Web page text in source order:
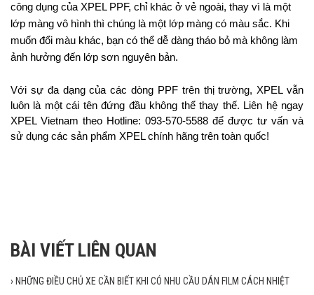
công dụng của XPEL PPF, chỉ khác ở vẻ ngoài, thay vì là một
lớp màng vô hình thì chúng là một lớp màng có màu sắc. Khi
muốn đổi màu khác, bạn có thể dễ dàng tháo bỏ mà không làm
ảnh hưởng đến lớp sơn nguyên bản.
Với sự đa dạng của các dòng PPF trên thị trường, XPEL vẫn
luôn là một cái tên đứng đầu không thể thay thế. Liên hệ ngay
XPEL Vietnam theo Hotline: 093-570-5588 để được tư vấn và
sử dụng các sản phẩm XPEL chính hãng trên toàn quốc!
BÀI VIẾT LIÊN QUAN
› NHỮNG ĐIỀU CHỦ XE CẦN BIẾT KHI CÓ NHU CẦU DÁN FILM CÁCH NHIỆT